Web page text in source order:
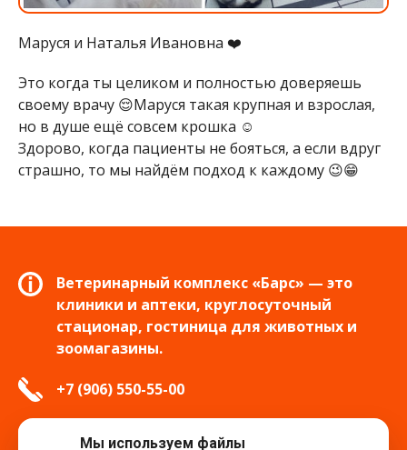
Маруся и Наталья Ивановна ❤️
Это когда ты целиком и полностью доверяешь
своему врачу 😌Маруся такая крупная и взрослая,
но в душе ещё совсем крошка ☺️
Здорово, когда пациенты не бояться, а если вдруг
страшно, то мы найдём подход к каждому 😉😁
Ветеринарный комплекс «Барс» — это
клиники и аптеки, круглосуточный
стационар, гостиница для животных и
зоомагазины.
+7 (906) 550-55-00
info.tver@bars-vet.ru
Мы используем файлы